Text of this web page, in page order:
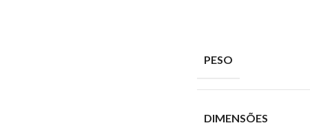
PESO
DIMENSÕES